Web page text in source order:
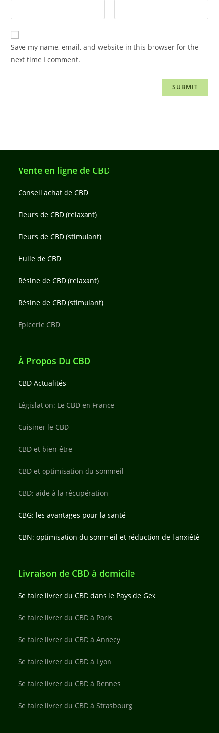
Save my name, email, and website in this browser for the
next time I comment.
Vente en ligne de CBD
Conseil achat de CBD
Fleurs de CBD (relaxant)
Fleurs de CBD (stimulant)
Huile de CBD
Résine de CBD (relaxant)
Résine de CBD (stimulant)
Epicerie CBD
À Propos Du CBD
CBD Actualités
Législation: Le CBD en France
Cuisiner le CBD
CBD et bien-être
CBD et optimisation du sommeil
CBD: aide à la récupération
CBG: les avantages pour la santé
CBN: optimisation du sommeil et réduction de l'anxiété
Livraison de CBD à domicile
Se faire livrer du CBD dans le Pays de Gex
Se faire livrer du CBD à Paris
Se faire livrer du CBD à Annecy
Se faire livrer du CBD à Lyon
Se faire livrer du CBD à Rennes
Se faire livrer du CBD à Strasbourg